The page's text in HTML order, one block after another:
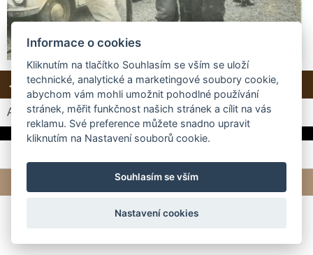
← Předchozí Další → Zpět do složky
Automatické procházení:3|4|5| 6|7(čas ve vteřinách)
© 2026 eStránky.cz | Tvorba webových stránek
Informace o cookies
Kliknutím na tlačítko Souhlasím se vším se uloží
technické, analytické a marketingové soubory cookie,
abychom vám mohli umožnit pohodlné používání
stránek, měřit funkčnost našich stránek a cílit na vás
reklamu. Své preference můžete snadno upravit
kliknutím na Nastavení souborů cookie.
Souhlasím se vším
Nastavení cookies